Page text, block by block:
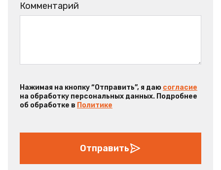
Комментарий
Нажимая на кнопку “Отправить”, я даю согласие
на обработку персональных данных. Подробнее
об обработке в Политике
Отправить